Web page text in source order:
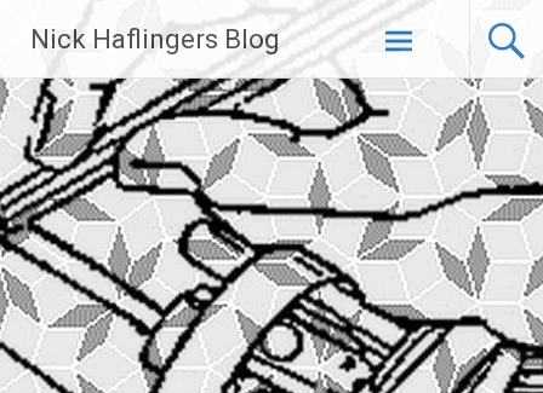
Inhalt
springen
Nick Haflingers Blog